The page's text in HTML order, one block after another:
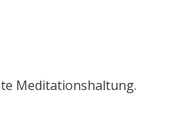
Meditationshaltung.